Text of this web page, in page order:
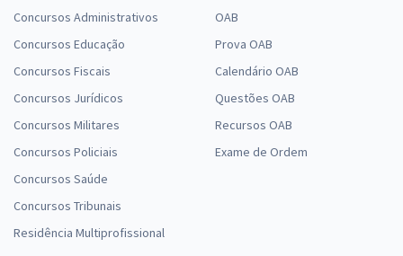
Concursos Administrativos
Concursos Educação
Concursos Fiscais
Concursos Jurídicos
Concursos Militares
Concursos Policiais
Concursos Saúde
Concursos Tribunais
Residência Multiprofissional
OAB
Prova OAB
Calendário OAB
Questões OAB
Recursos OAB
Exame de Ordem